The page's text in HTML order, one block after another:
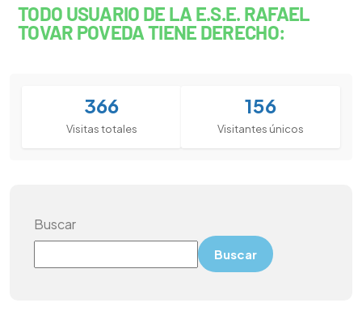
TODO USUARIO DE LA E.S.E. RAFAEL
TOVAR POVEDA TIENE DERECHO:
366
Visitas totales
156
Visitantes únicos
Buscar
Buscar